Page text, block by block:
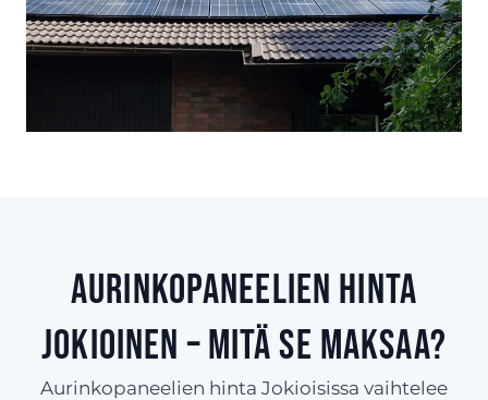
Aurinkopaneelien hinta
Jokioinen – Mitä se maksaa?
Aurinkopaneelien hinta Jokioisissa vaihtelee